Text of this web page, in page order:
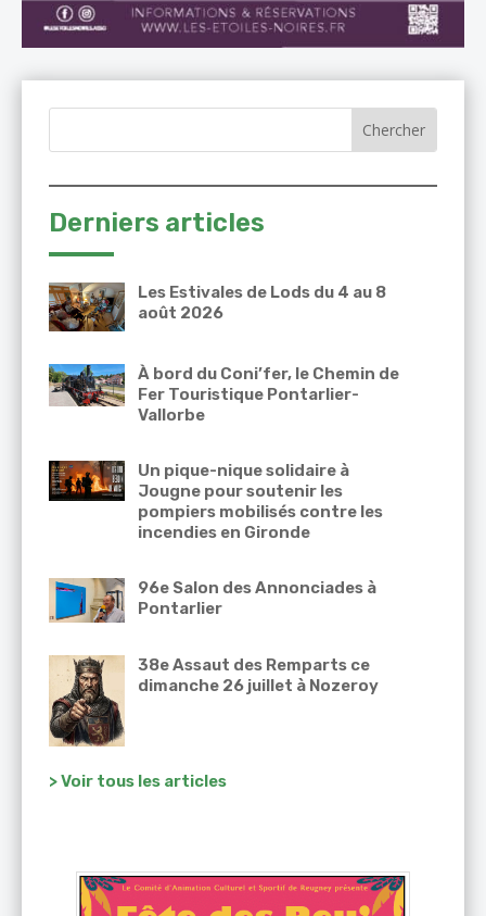
Derniers articles
Les Estivales de Lods du 4 au 8
août 2026
À bord du Coni’fer, le Chemin de
Fer Touristique Pontarlier-
Vallorbe
Un pique-nique solidaire à
Jougne pour soutenir les
pompiers mobilisés contre les
incendies en Gironde
96e Salon des Annonciades à
Pontarlier
38e Assaut des Remparts ce
dimanche 26 juillet à Nozeroy
> Voir tous les articles